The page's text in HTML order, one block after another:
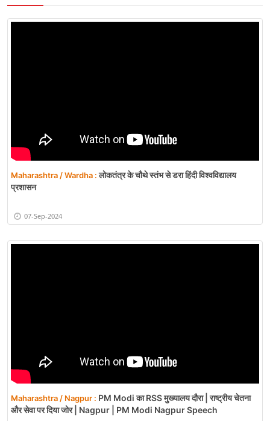
Maharashtra / Wardha :लोकतंत्र के चौथे स्तंभ से डरा हिंदी विश्वविद्यालय
प्रशासन
07-Sep-2024
Maharashtra / Nagpur : PM Modi का RSS मुख्यालय दौरा | राष्ट्रीय चेतना
और सेवा पर दिया जोर | Nagpur | PM Modi Nagpur Speech